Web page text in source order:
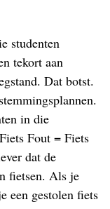
studenten
tekort aan
Dat botst.
in die
Fout = Fiets
dat de
fietsen. Als je
een gestolen fiets